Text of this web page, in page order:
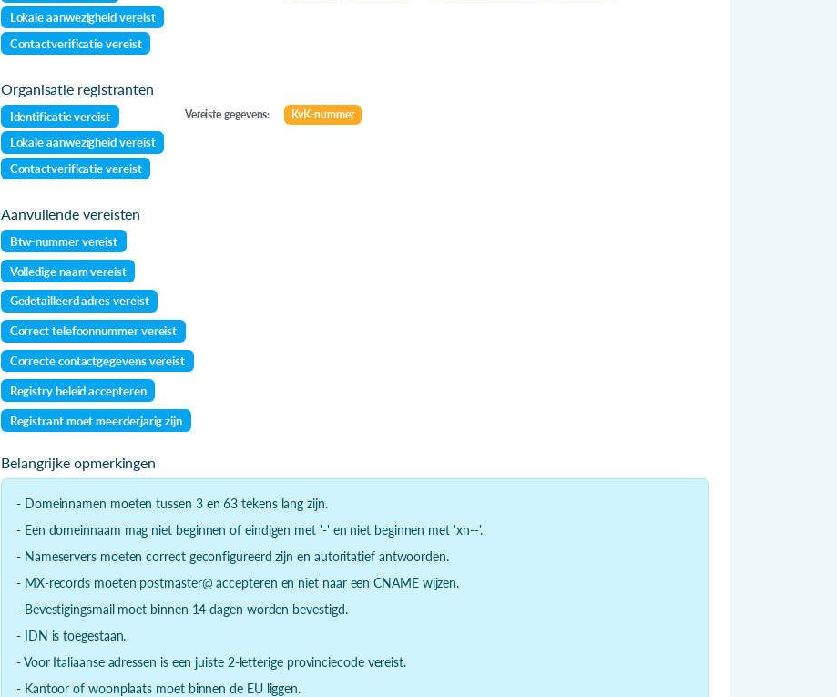
Lokale aanwezigheid vereist
Contactverificatie vereist
Organisatie registranten
Identificatie vereist
Lokale aanwezigheid vereist
Contactverificatie vereist
Vereiste gegevens: KvK-nummer
Aanvullende vereisten
Btw-nummer vereist
Volledige naam vereist
Gedetailleerd adres vereist
Correct telefoonnummer vereist
Correcte contactgegevens vereist
Registry beleid accepteren
Registrant moet meerderjarig zijn
Belangrijke opmerkingen
- Domeinnamen moeten tussen 3 en 63 tekens lang zijn.
- Een domeinnaam mag niet beginnen of eindigen met '-' en niet beginnen met 'xn--'.
- Nameservers moeten correct geconfigureerd zijn en autoritatief antwoorden.
- MX-records moeten postmaster@ accepteren en niet naar een CNAME wijzen.
- Bevestigingsmail moet binnen 14 dagen worden bevestigd.
- IDN is toegestaan.
- Voor Italiaanse adressen is een juiste 2-letterige provinciecode vereist.
- Kantoor of woonplaats moet binnen de EU liggen.